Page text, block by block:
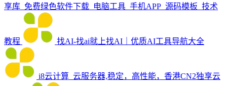
享库_免费绿色软件下载_电脑工具_手机APP_源码模板_技术
教程 找AI-找ai就上找AI｜优质AI工具导航大全
i8云计算_云服务器,稳定，高性能，香港CN2独享云